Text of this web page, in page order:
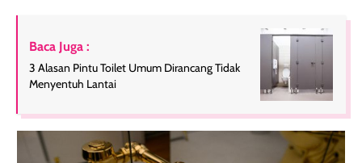
Baca Juga :
3 Alasan Pintu Toilet Umum Dirancang Tidak
Menyentuh Lantai